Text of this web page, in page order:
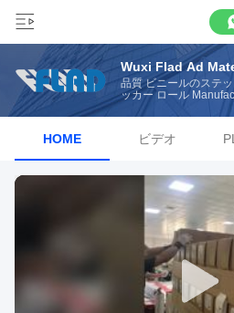
Wuxi Flad Ad
品質 ビニールのステ
ッカー ロール
HOME ビデオ